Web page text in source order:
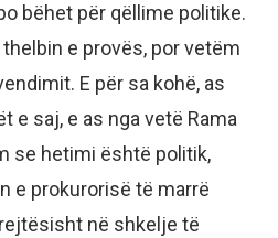
bëhet për qëllime politike.
e provës, por vetëm
E për sa kohë, as
e saj, e as nga vetë Rama
se hetimi është politik,
e prokurorisë të marrë
në shkelje të